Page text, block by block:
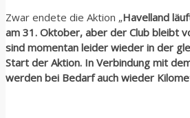
Zwar endete die Aktion „Havelland
am 31. Oktober, aber der Club bleibt
sind momentan leider wieder in der
Start der Aktion. In Verbindung mit
werden bei Bedarf auch wieder